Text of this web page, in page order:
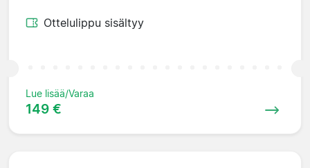
Ottelulippu sisältyy
Lue lisää/Varaa
149 €